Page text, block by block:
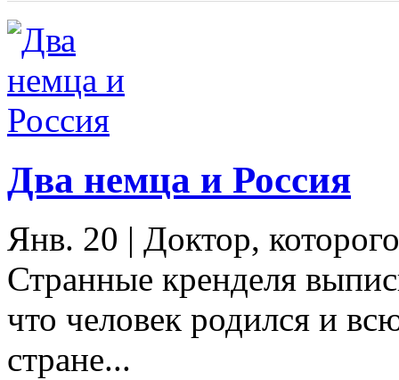
Два немца и Россия
Янв. 20 | Доктор,
Странные кренделя
что человек родился и
стране...